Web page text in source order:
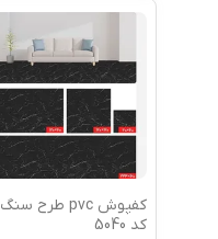
کفپوش pvc طرح سنگ
کد 5040